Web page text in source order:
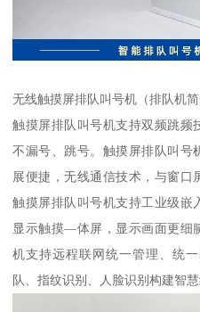
无线触摸屏排队叫号机（排队机简
触摸屏排队叫号机支持双频跳频
不漏号、跳号。触摸屏排队叫号
展便捷，无线通信技术，与窗口
触摸屏排队叫号机支持工业级嵌
显示触摸—体屏，显示画面更细
机支持远程联网统一管理、统
队、指纹识别、人脸识别构建智慧